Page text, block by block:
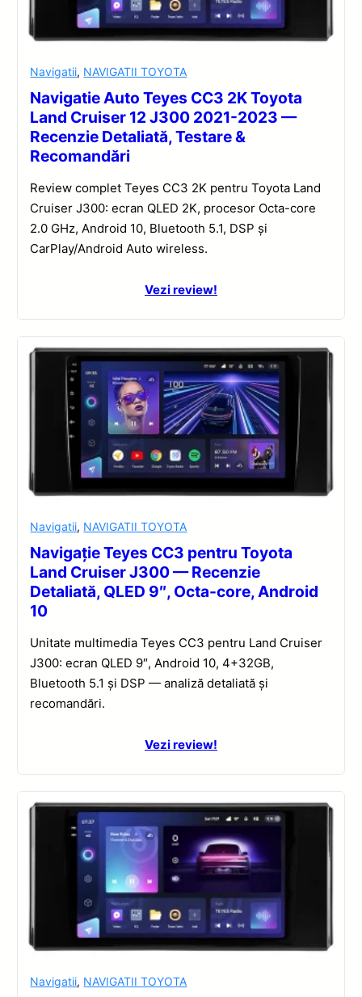
Navigatii, NAVIGATII TOYOTA
Navigatie Auto Teyes CC3 2K Toyota
Land Cruiser 12 J300 2021-2023 —
Recenzie Detaliată, Testare &
Recomandări
Review complet Teyes CC3 2K pentru Toyota Land
Cruiser J300: ecran QLED 2K, procesor Octa-core
2.0 GHz, Android 10, Bluetooth 5.1, DSP și
CarPlay/Android Auto wireless.
Vezi review!
Navigatii, NAVIGATII TOYOTA
Navigație Teyes CC3 pentru Toyota
Land Cruiser J300 — Recenzie
Detaliată, QLED 9″, Octa-core, Android
10
Unitate multimedia Teyes CC3 pentru Land Cruiser
J300: ecran QLED 9″, Android 10, 4+32GB,
Bluetooth 5.1 și DSP — analiză detaliată și
recomandări.
Vezi review!
Navigatii, NAVIGATII TOYOTA